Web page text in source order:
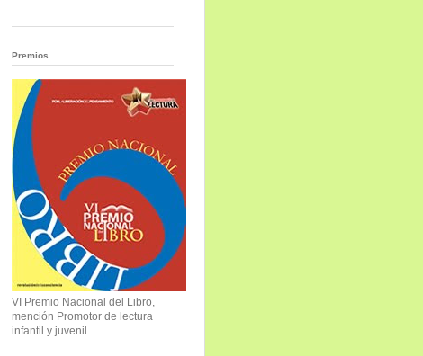
Premios
VI Premio Nacional del Libro,
mención Promotor de lectura
infantil y juvenil.